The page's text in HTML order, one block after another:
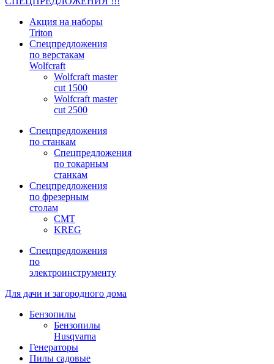
Акция на наборы
Triton
Спецпредложения
по верстакам
Wolfcraft
Wolfcraft master
cut 1500
Wolfcraft master
cut 2500
Спецпредложения
по станкам
Спецпредложения
по токарным
станкам
Спецпредложения
по фрезерным
столам
CMT
KREG
Спецпредложения
по
электроинструменту
Для дачи и загородного дома
Бензопилы
Бензопилы
Husqvarna
Генераторы
Пилы садовые